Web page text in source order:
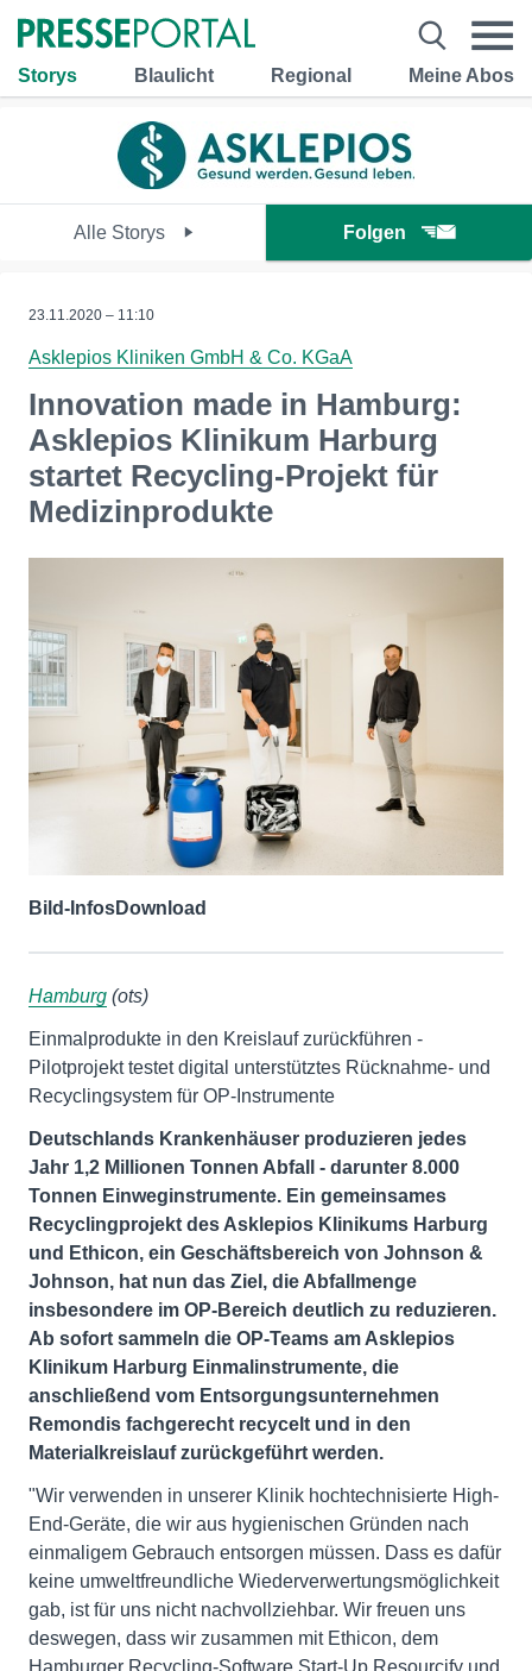
Storys Blaulicht Regional Meine Abos
Alle Storys Folgen
23.11.2020 – 11:10
Asklepios Kliniken GmbH & Co. KGaA
Innovation made in Hamburg:
Asklepios Klinikum Harburg
startet Recycling-Projekt für
Medizinprodukte
Bild-InfosDownload
Hamburg (ots)
Einmalprodukte in den Kreislauf zurückführen -
Pilotprojekt testet digital unterstütztes Rücknahme- und
Recyclingsystem für OP-Instrumente
Deutschlands Krankenhäuser produzieren jedes
Jahr 1,2 Millionen Tonnen Abfall - darunter 8.000
Tonnen Einweginstrumente. Ein gemeinsames
Recyclingprojekt des Asklepios Klinikums Harburg
und Ethicon, ein Geschäftsbereich von Johnson &
Johnson, hat nun das Ziel, die Abfallmenge
insbesondere im OP-Bereich deutlich zu reduzieren.
Ab sofort sammeln die OP-Teams am Asklepios
Klinikum Harburg Einmalinstrumente, die
anschließend vom Entsorgungsunternehmen
Remondis fachgerecht recycelt und in den
Materialkreislauf zurückgeführt werden.
"Wir verwenden in unserer Klinik hochtechnisierte High-
End-Geräte, die wir aus hygienischen Gründen nach
einmaligem Gebrauch entsorgen müssen. Dass es dafür
keine umweltfreundliche Wiederverwertungsmöglichkeit
gab, ist für uns nicht nachvollziehbar. Wir freuen uns
deswegen, dass wir zusammen mit Ethicon, dem
Hamburger Recycling-Software Start-Up Resourcify und